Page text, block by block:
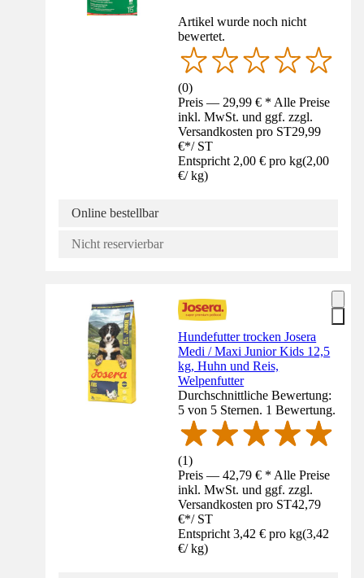
Artikel wurde noch nicht
bewertet.
(0)
Preis — 29,99 € * Alle Preise
inkl. MwSt. und ggf. zzgl.
Versandkosten pro ST29,99
€*/ ST
Entspricht 2,00 € pro kg(2,00
€/ kg)
Online bestellbar
Nicht reservierbar
Hundefutter trocken Josera
Medi / Maxi Junior Kids 12,5
kg, Huhn und Reis,
Welpenfutter
Durchschnittliche Bewertung:
5 von 5 Sternen. 1 Bewertung.
(1)
Preis — 42,79 € * Alle Preise
inkl. MwSt. und ggf. zzgl.
Versandkosten pro ST42,79
€*/ ST
Entspricht 3,42 € pro kg(3,42
€/ kg)